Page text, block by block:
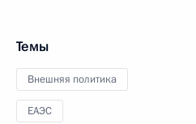
Темы
Внешняя политика
ЕАЭС